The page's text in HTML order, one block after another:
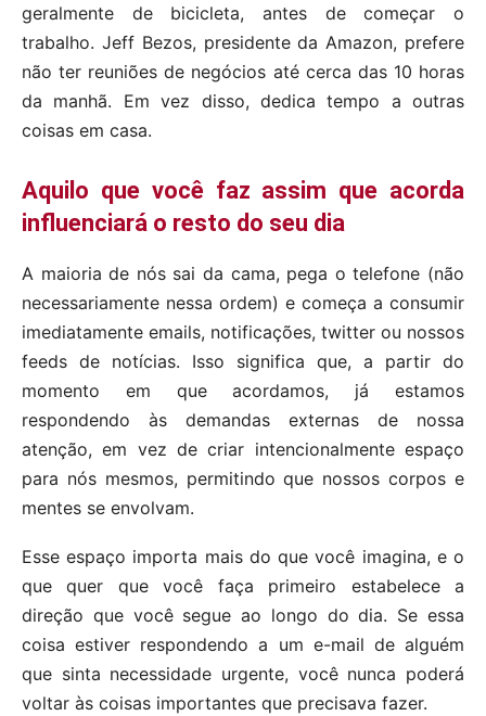
geralmente de bicicleta, antes de começar o
trabalho. Jeff Bezos, presidente da Amazon, prefere
não ter reuniões de negócios até cerca das 10 horas
da manhã. Em vez disso, dedica tempo a outras
coisas em casa.
Aquilo que você faz assim que acorda
influenciará o resto do seu dia
A maioria de nós sai da cama, pega o telefone (não
necessariamente nessa ordem) e começa a consumir
imediatamente emails, notificações, twitter ou nossos
feeds de notícias. Isso significa que, a partir do
momento em que acordamos, já estamos
respondendo às demandas externas de nossa
atenção, em vez de criar intencionalmente espaço
para nós mesmos, permitindo que nossos corpos e
mentes se envolvam.
Esse espaço importa mais do que você imagina, e o
que quer que você faça primeiro estabelece a
direção que você segue ao longo do dia. Se essa
coisa estiver respondendo a um e-mail de alguém
que sinta necessidade urgente, você nunca poderá
voltar às coisas importantes que precisava fazer.